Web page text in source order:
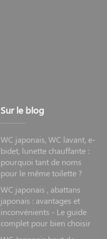
Sur le blog
WC japonais, WC lavant, e-
bidet, lunette chauffante :
pourquoi tant de noms
pour le même toilette ?
WC japonais , abattans
japonais : avantages et
inconvénients - Le guide
complet pour bien choisir